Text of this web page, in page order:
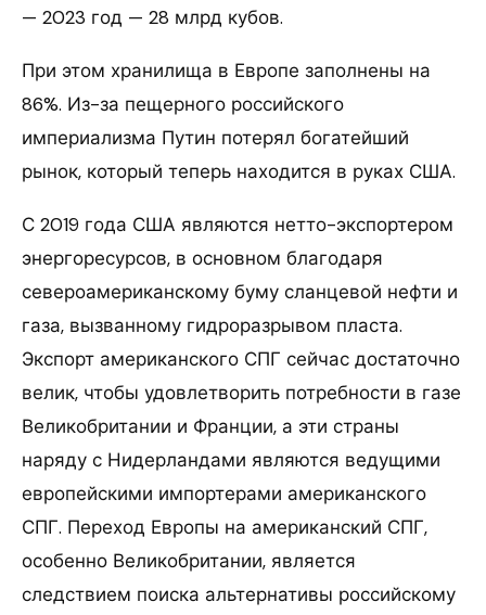
— 2023 год — 28 млрд кубов.
При этом хранилища в Европе заполнены на
86%. Из-за пещерного российского
империализма Путин потерял богатейший
рынок, который теперь находится в руках США.
С 2019 года США являются нетто-экспортером
энергоресурсов, в основном благодаря
североамериканскому буму сланцевой нефти и
газа, вызванному гидроразрывом пласта.
Экспорт американского СПГ сейчас достаточно
велик, чтобы удовлетворить потребности в газе
Великобритании и Франции, а эти страны
наряду с Нидерландами являются ведущими
европейскими импортерами американского
СПГ. Переход Европы на американский СПГ,
особенно Великобритании, является
следствием поиска альтернативы российскому